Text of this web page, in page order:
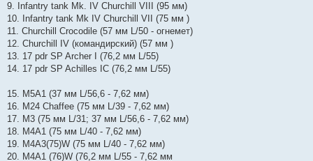
9. Infantry tank Mk. IV Churchill VIII (95 мм)
10. Infantry tank Mk IV Churchill VII (75 мм )
11. Churchill Crocodile (57 мм L/50 - огнемет)
12. Churchill IV (командирский) (57 мм )
13. 17 pdr SP Archer I (76,2 мм L/55)
14. 17 pdr SP Achilles IC (76,2 мм L/55)
15. M5A1 (37 мм L/56,6 - 7,62 мм)
16. M24 Chaffee (75 мм L/39 - 7,62 мм)
17. M3 (75 мм L/31; 37 мм L/56,6 - 7,62 мм)
18. M4A1 (75 мм L/40 - 7,62 мм)
19. M4A3(75)W (75 мм L/40 - 7,62 мм)
20. M4A1 (76)W (76,2 мм L/55 - 7,62 мм